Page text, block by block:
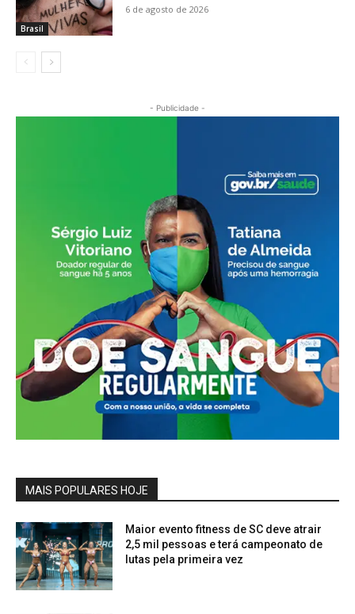
Brasil
6 de agosto de 2026
- Publicidade -
MAIS POPULARES HOJE
Maior evento fitness de SC deve atrair
2,5 mil pessoas e terá campeonato de
lutas pela primeira vez